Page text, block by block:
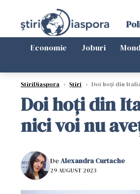
Economie Joburi
StiriDiaspora › Știri › Doi hoți din
Doi hoți din
nici voi nu
DeAlexandra Curtache
29 AUGUST 2023